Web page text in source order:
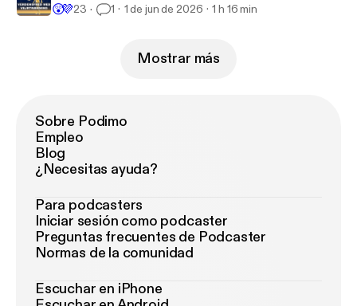
😲💜23 1 1 de jun de 2026 1 h 16 min
Mostrar más
Sobre Podimo
Empleo
Blog
¿Necesitas ayuda?
Para podcasters
Iniciar sesión como podcaster
Preguntas frecuentes de Podcaster
Normas de la comunidad
Escuchar en iPhone